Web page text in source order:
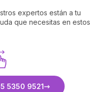
expertos están a tu
que necesitas en estos
5350 9521